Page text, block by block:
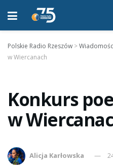
Polskie Radio Rzeszów >
w Wiercanach
Konkurs
w
Alicja Karłowska